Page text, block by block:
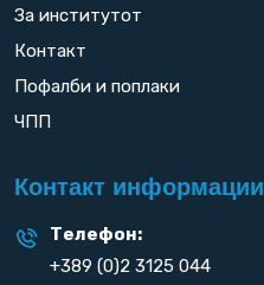
За институтот
Контакт
Пофалби и поплаки
ЧПП
Контакт информации
Телефон:
+389 (0)2 3125 044